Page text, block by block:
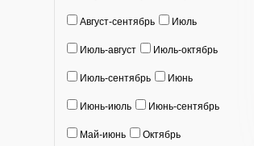
Август-сентябрь Июль
Июль-август Июль-октябрь
Июль-сентябрь Июнь
Июнь-июль Июнь-сентябрь
Май-июнь Октябрь